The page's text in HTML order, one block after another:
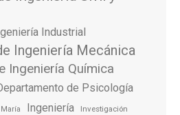
Industrial
Ingeniería Mecánica
Ingeniería Química
de Psicología
Ingeniería Investigación